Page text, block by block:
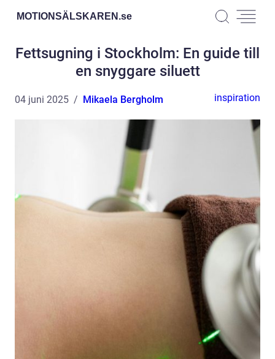
MOTIONSÄLSKAREN.se
Fettsugning i Stockholm: En guide till
en snyggare siluett
04 juni 2025 Mikaela Bergholm inspiration